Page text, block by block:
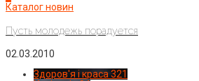
Каталог новин
Пусть молодежь порадуется
02.03.2010
Здоров'я і краса 321